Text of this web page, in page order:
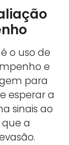
o uso de
e
para
esperar a
sinais ao
a